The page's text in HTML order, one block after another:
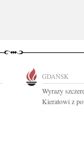
GDAŃSK
Wyrazy
Kieratowi z